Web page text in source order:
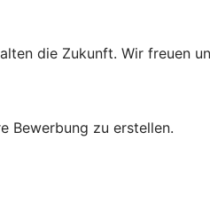
die Zukunft. Wir freuen
Bewerbung zu erstellen.